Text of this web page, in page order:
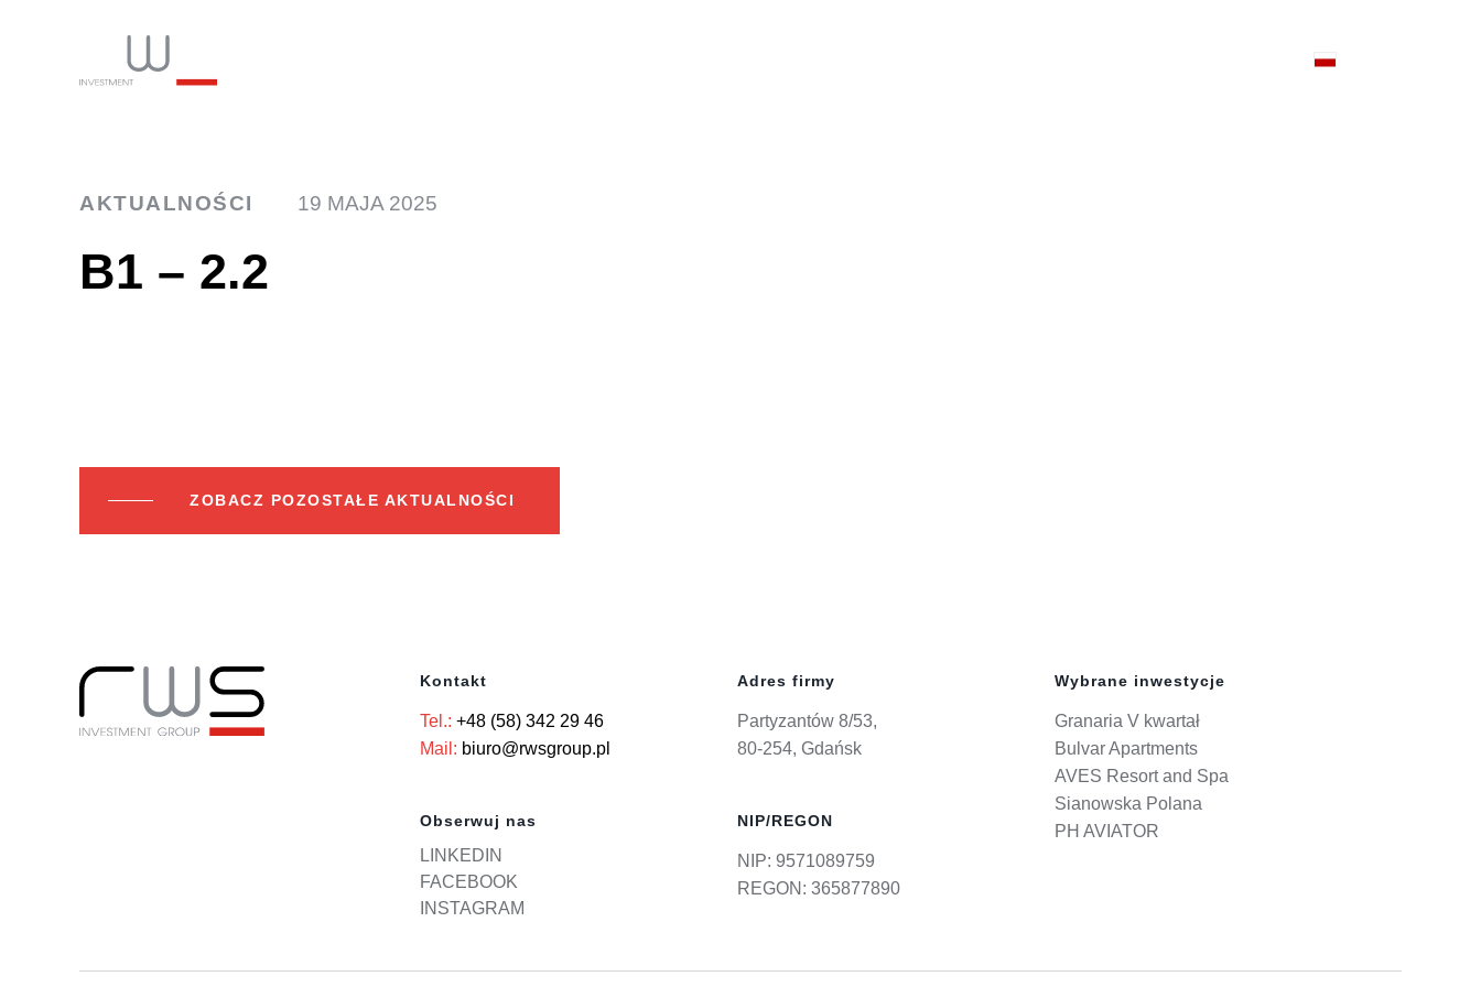
AKTUALNOŚCI 19 MAJA 2025
B1 – 2.2
ZOBACZ POZOSTAŁE AKTUALNOŚCI
Kontakt
Tel.: +48 (58) 342 29 46
Mail: biuro@rwsgroup.pl
Obserwuj nas
LINKEDIN
FACEBOOK
INSTAGRAM
Adres firmy
Partyzantów 8/53,
80-254, Gdańsk
NIP/REGON
NIP: 9571089759
REGON: 365877890
Wybrane inwestycje
Granaria V kwartał
Bulvar Apartments
AVES Resort and Spa
Sianowska Polana
PH AVIATOR